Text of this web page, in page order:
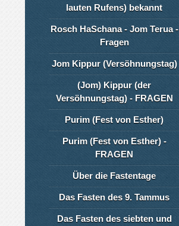
lauten Rufens) bekannt
Rosch HaSchana - Jom Terua -
Fragen
Jom Kippur (Versöhnungstag)
(Jom) Kippur (der
Versöhnungstag) - FRAGEN
Purim (Fest von Esther)
Purim (Fest von Esther) -
FRAGEN
Über die Fastentage
Das Fasten des 9. Tammus
Das Fasten des siebten und